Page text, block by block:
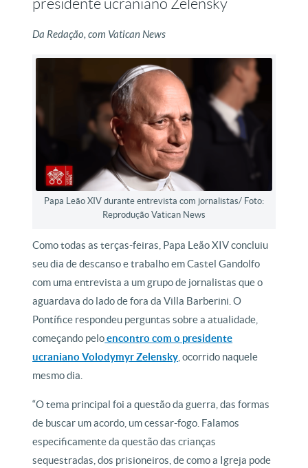
presidente ucraniano Zelensky
Da Redação, com Vatican News
Papa Leão XIV durante entrevista com jornalistas/ Foto:
Reprodução Vatican News
Como todas as terças-feiras, Papa Leão XIV concluiu
seu dia de descanso e trabalho em Castel Gandolfo
com uma entrevista a um grupo de jornalistas que o
aguardava do lado de fora da Villa Barberini. O
Pontífice respondeu perguntas sobre a atualidade,
começando peloencontro com o presidente
ucraniano Volodymyr Zelensky , ocorrido naquele
mesmo dia.
“O tema principal foi a questão da guerra, das formas
de buscar um acordo, um cessar-fogo. Falamos
especificamente da questão das crianças
sequestradas, dos prisioneiros, de como a Igreja pode